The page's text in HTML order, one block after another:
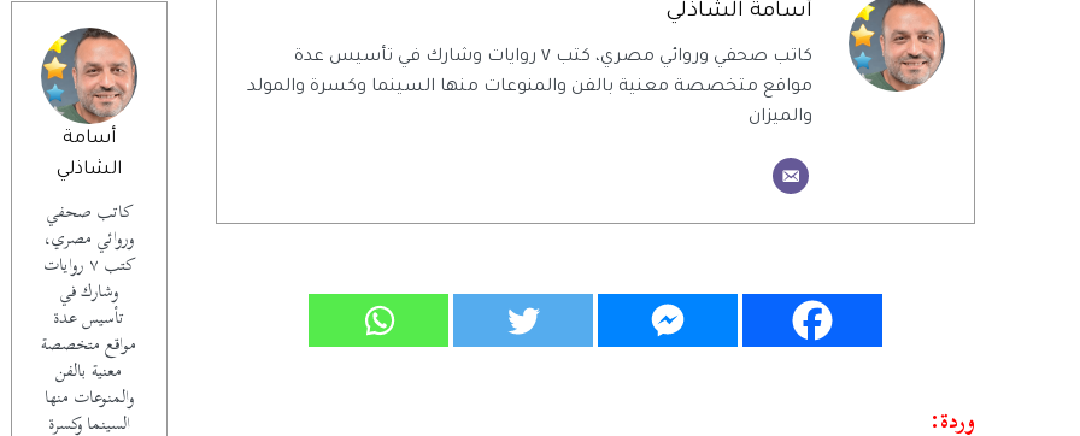
أسامة
الشاذلي
كاتب صحفي
وروائي مصري،
كتب ٧ روايات
وشارك في
تأسيس عدة
مواقع متخصصة
معنية بالفن
والمنوعات منها
السينما وكسرة
أسامة الشاذلي
كاتب صحفي وروائي مصري، كتب ٧ روايات وشارك في تأسيس عدة
مواقع متخصصة معنية بالفن والمنوعات منها السينما وكسرة والمولد
والميزان
وردة: